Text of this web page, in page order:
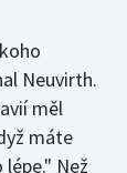
Neuvirth.
měl
máte
Než